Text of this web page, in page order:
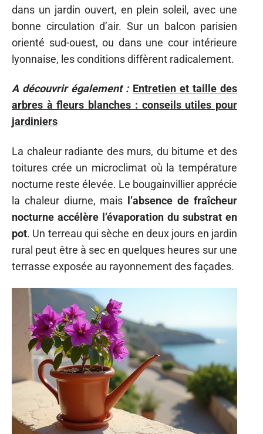
dans un jardin ouvert, en plein soleil, avec une
bonne circulation d’air. Sur un balcon parisien
orienté sud-ouest, ou dans une cour intérieure
lyonnaise, les conditions diffèrent radicalement.
A découvrir également : Entretien et taille des
arbres à fleurs blanches : conseils utiles pour
jardiniers
La chaleur radiante des murs, du bitume et des
toitures crée un microclimat où la température
nocturne reste élevée. Le bougainvillier apprécie
la chaleur diurne, mais l’absence de fraîcheur
nocturne accélère l’évaporation du substrat en
pot. Un terreau qui sèche en deux jours en jardin
rural peut être à sec en quelques heures sur une
terrasse exposée au rayonnement des façades.